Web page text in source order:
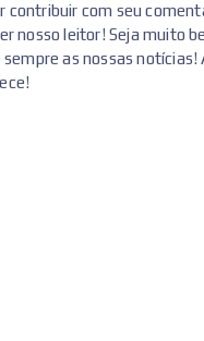
contribuir com seu
nosso leitor! Seja muito
as nossas notícias!